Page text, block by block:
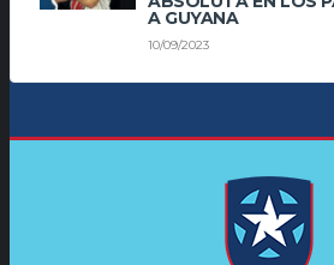
A GUYANA
10/09/2023